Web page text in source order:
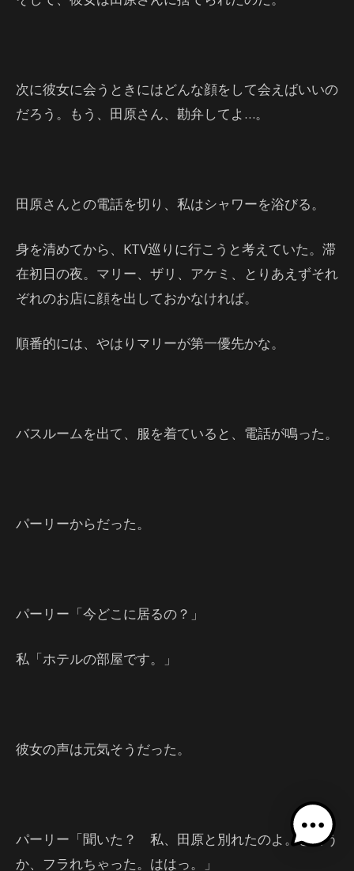
次に彼女に会うときにはどんな顔をして会えばいいの
だろう。もう、田原さん、勘弁してよ…。
田原さんとの電話を切り、私はシャワーを浴びる。
身を清めてから、KTV巡りに行こうと考えていた。滞
在初日の夜。マリー、ザリ、アケミ、とりあえずそれ
ぞれのお店に顔を出しておかなければ。
順番的には、やはりマリーが第一優先かな。
バスルームを出て、服を着ていると、電話が鳴った。
パーリーからだった。
パーリー「今どこに居るの？」
私「ホテルの部屋です。」
彼女の声は元気そうだった。
パーリー「聞いた？ 私、田原と別れたのよ。と言う
か、フラれちゃった。ははっ。」